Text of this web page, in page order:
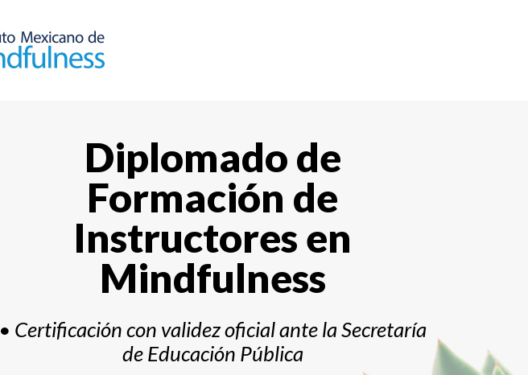
Diplomado de
Formación de
Instructores en
Mindfulness
• Certificación con validez oficial ante laSecretaría
de Educación Pública